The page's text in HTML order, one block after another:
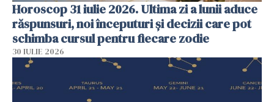
Horoscop 31 iulie 2026. Ultima zi a lunii aduce
răspunsuri, noi începuturi și decizii care pot
schimba cursul pentru fiecare zodie
30 IULIE 2026